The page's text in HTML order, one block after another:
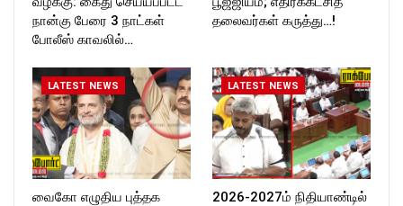
நான்கு பேரை 3 நாட்கள்
போலீஸ் காவலில்…
தலைவர்கள் கருத்து…!
LATEST NEWS
வைகோ எழுதிய புத்தக
LATEST NEWS
2026-2027ம் நிதியாண்டில்